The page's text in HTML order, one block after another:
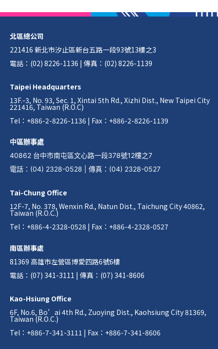
北區總公司
221416 新北市汐止區新台五路一段93號13樓之3
電話：(02) 8226-1136 | 傳真：(02) 8226-1139
Taipei Headquarters
13F.-3, No. 93, Sec. 1, Xintai 5th Rd., Xizhi Dist., New Taipei City
221416, Taiwan (R.O.C)
Tel：+886-2-8226-1136 | Fax：+886-2-8226-1139
中區辦事處
40862 台中市南屯區文心路一段378號12樓之7
電話 ： (04) 2328-0528 傳真 ： (04) 2328-0527
Tai-Chung Office
12F-7, No. 378, Wenxin Rd., Natun Dist., Taichung City 40862,
Taiwan (R.O.C.)
Tel：+886-4-2328-0528 | Fax：+886-4-2328-0527
南區辦事處
81369 高雄市左營區博愛四路6號6樓
電話：(07) 341-3111 | 傳真：(07) 341-8606
Kao-Hsiung Office
6F, No.6, Bo’ai 4th Rd., Zuoying Dist., Kaohsiung City 81369,
Taiwan (R.O.C.)
Tel：+886-7-341-3111 | Fax：+886-7-341-8606